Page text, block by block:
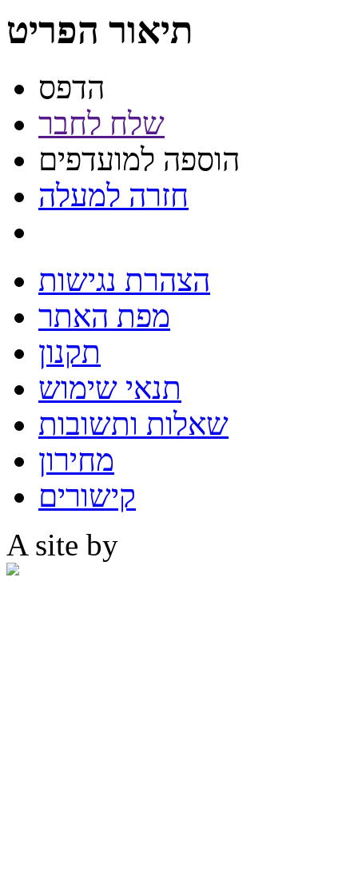
תיאור הפריט
הדפס
שלח לחבר
הוספה למועדפים
חזרה למעלה
הצהרת נגישות
מפת האתר
תקנון
תנאי שימוש
שאלות ותשובות
מחירון
קישורים
A site by